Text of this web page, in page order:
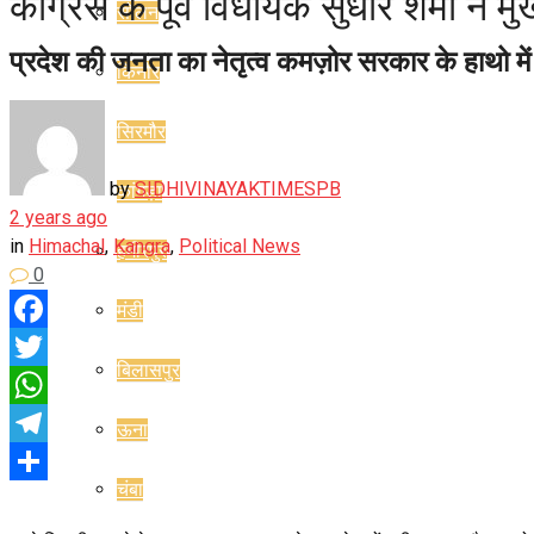
सोलन
किनौर
सिरमौर
कांगड़ा
हमीरपुर
मंडी
बिलासपुर
ऊना
चंबा
प्रदेश की जनता का नेतृत्व कमज़ोर सरकार के हाथो में
by SIDHIVINAYAKTIMESPB
2 years ago
in Himachal, Kangra, Political News
0
Facebook
Twitter
WhatsApp
Telegram